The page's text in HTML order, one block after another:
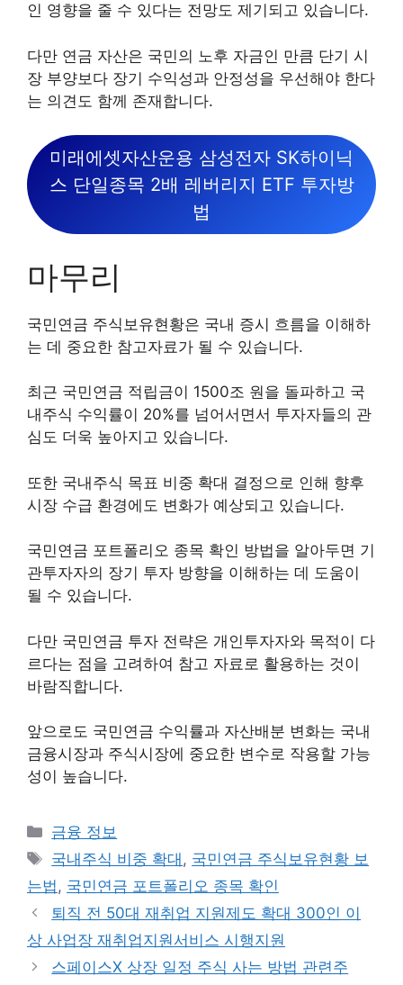
인 영향을 줄 수 있다는 전망도 제기되고 있습니다.
다만 연금 자산은 국민의 노후 자금인 만큼 단기 시
장 부양보다 장기 수익성과 안정성을 우선해야 한다
는 의견도 함께 존재합니다.
미래에셋자산운용 삼성전자 SK하이닉
스 단일종목 2배 레버리지 ETF 투자방
법
마무리
국민연금 주식보유현황은 국내 증시 흐름을 이해하
는 데 중요한 참고자료가 될 수 있습니다.
최근 국민연금 적립금이 1500조 원을 돌파하고 국
내주식 수익률이 20%를 넘어서면서 투자자들의 관
심도 더욱 높아지고 있습니다.
또한 국내주식 목표 비중 확대 결정으로 인해 향후
시장 수급 환경에도 변화가 예상되고 있습니다.
국민연금 포트폴리오 종목 확인 방법을 알아두면 기
관투자자의 장기 투자 방향을 이해하는 데 도움이
될 수 있습니다.
다만 국민연금 투자 전략은 개인투자자와 목적이 다
르다는 점을 고려하여 참고 자료로 활용하는 것이
바람직합니다.
앞으로도 국민연금 수익률과 자산배분 변화는 국내
금융시장과 주식시장에 중요한 변수로 작용할 가능
성이 높습니다.
카
테
리
금융 정보
태
그
국내주식 비중 확대 , 국민연금 주식보유현황 보
는법, 국민연금 포트폴리오 종목 확인
퇴직 전 50대 재취업 지원제도 확대 300인 이
상 사업장 재취업지원서비스 시행지원
스페이스X 상장 일정 주식 사는 방법 관련주